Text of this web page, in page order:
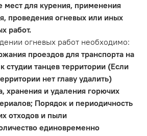
мест для курения, применения
проведения огневых или иных
работ.
огневых работ необходимо:
проездов для транспорта на
студии танцев территории (Если
нет главу удалить)
хранения и удаления горючих
Порядок и периодичность
отходов и пыли
единовременно